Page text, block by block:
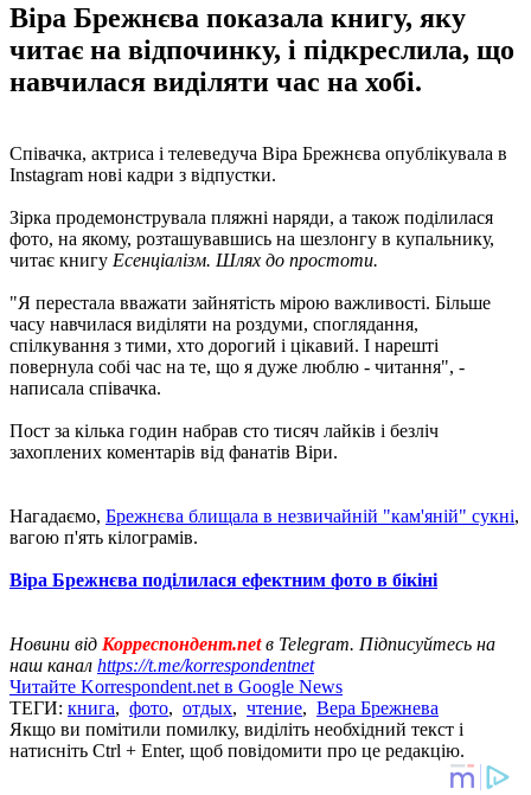
Віра Брежнєва показала книгу, яку
читає на відпочинку, і підкреслила, що
навчилася виділяти час на хобі.
Співачка, актриса і телеведуча Віра Брежнєва опублікувала в
Instagram нові кадри з відпустки.
Зірка продемонструвала пляжні наряди, а також поділилася
фото, на якому, розташувавшись на шезлонгу в купальнику,
читає книгу Есенціалізм. Шлях до простоти.
"Я перестала вважати зайнятість мірою важливості. Більше
часу навчилася виділяти на роздуми, споглядання,
спілкування з тими, хто дорогий і цікавий. І нарешті
повернула собі час на те, що я дуже люблю - читання", -
написала співачка.
Пост за кілька годин набрав сто тисяч лайків і безліч
захоплених коментарів від фанатів Віри.
Нагадаємо, Брежнєва блищала в незвичайній "кам'яній" сукні,
вагою п'ять кілограмів.
Віра Брежнєва поділилася ефектним фото в бікіні
Новини від Корреспондент.netв Telegram. Підписуйтесь на
наш канал https://t.me/korrespondentnet
Читайте Korrespondent.net в Google News
ТЕГИ: книга, фото, отдых, чтение, Вера Брежнева
Якщо ви помітили помилку, виділіть необхідний текст і
натисніть Ctrl + Enter, щоб повідомити про це редакцію.